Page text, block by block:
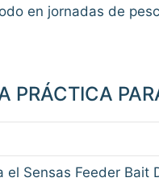
en jornadas de
PRÁCTICA
el Sensas Feeder